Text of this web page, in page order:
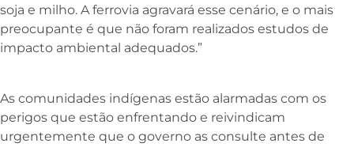
soja e milho. A ferrovia agravará esse cenário, e o mais
preocupante é que não foram realizados estudos de
impacto ambiental adequados.”
As comunidades indígenas estão alarmadas com os
perigos que estão enfrentando e reivindicam
urgentemente que o governo as consulte antes de